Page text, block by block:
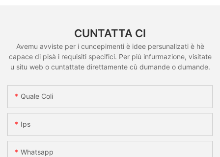
CUNTATTA CI
Avemu avviste per i cuncepimenti è idee persunalizati è hè
capace di pisà i requisiti specifici. Per più infurmazione, visitate
u situ web o cuntattate direttamente cù dumande o dumande.
Quale Coli
Ips
Whatsapp